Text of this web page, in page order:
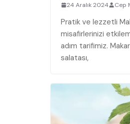
24 Aralık 2024 Cep
Pratik ⁤ve lezzetli
misafirlerinizi
adım tarifimiz.
salatası,